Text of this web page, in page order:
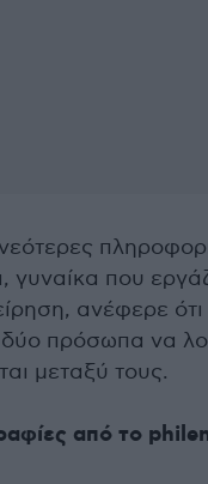
γυναίκα που
ανέφερε ότι
πρόσωπα να
μεταξύ τους.
από το